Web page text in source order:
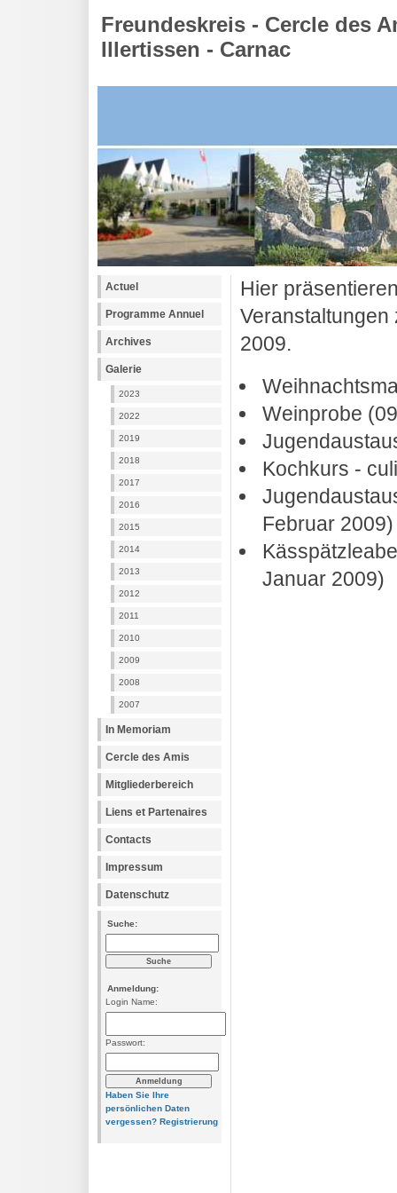
Freundeskreis - Cercle des
Illertissen - Carnac
Actuel
Programme Annuel
Archives
Galerie
2023
2022
2019
2018
2017
2016
2015
2014
2013
2012
2011
2010
2009
2008
2007
In Memoriam
Cercle des Amis
Mitgliederbereich
Liens et Partenaires
Contacts
Impressum
Datenschutz
Suche:
Anmeldung:
Login Name:
Passwort:
Haben Sie Ihre
persönlichen Daten
vergessen? Registrierung
Hier
Veranstaltungen
2009.
Weinprobe
Kochkurs -
Februar 2009)
Januar 2009)